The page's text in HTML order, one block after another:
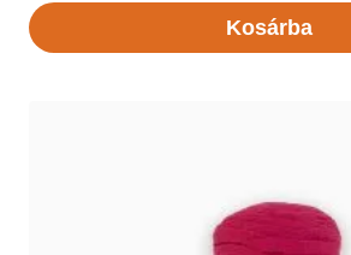
Kosárba